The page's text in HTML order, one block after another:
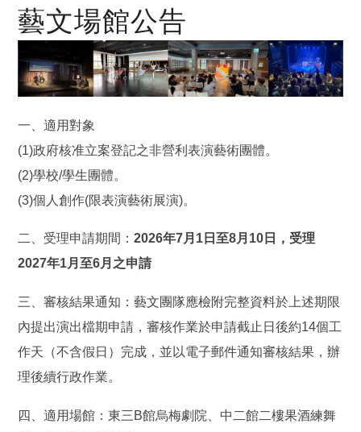
藝文場館公告
一、適用對象
(1)政府核准立案登記之非營利表演藝術團體。
(2)學校/學生團體。
(3)個人創作(限表演藝術展演)。
二、受理申請期間：2026年7月1日至8月10日，受理
2027年1月至6月之申請
三、審核結果通知：藝文團隊應檢附完整資料於上述期限
內提出演出檔期申請，審核作業於申請截止日後約14個工
作天（不含假日）完成，並以電子郵件通知審核結果，辦
理後續行政作業。
四、適用場館：東三B館烏梅劇院、中二館二樓果酒練舞